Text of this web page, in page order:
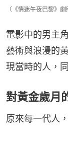
（《情迷午夜巴黎》劇
電影中的男主
藝術與浪漫的
現當時的人，
對黃金歲月
原來每一代人